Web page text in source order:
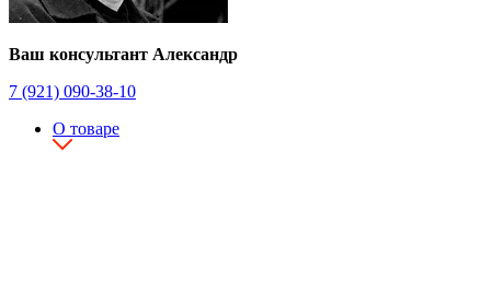
Ваш консультант Александр
7 (921) 090-38-10
О товаре